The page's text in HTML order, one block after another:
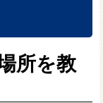
所を教